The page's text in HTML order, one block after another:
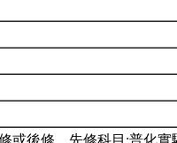
或後修。先修科目:普化實